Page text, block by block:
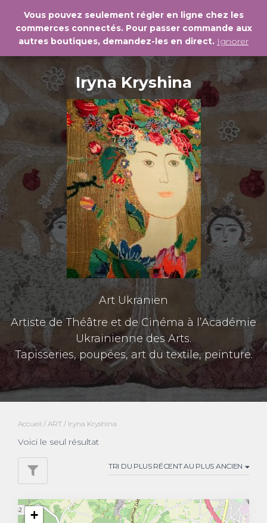
LA
Iryna Kryshina
Art Ukranien
Artiste de Théâtre et de Cinéma à l’Académie
Ukrainienne des Arts.
Tapisseries, poupées, art du textile, peinture.
Accueil / ART / Iryna Kryshina
Voici le seul résultat
+
Vous pouvez seulement régler en ligne chez les
commerces connectés. Pour passer commande aux
autres boutiques, demandez-les en direct. Ignorer